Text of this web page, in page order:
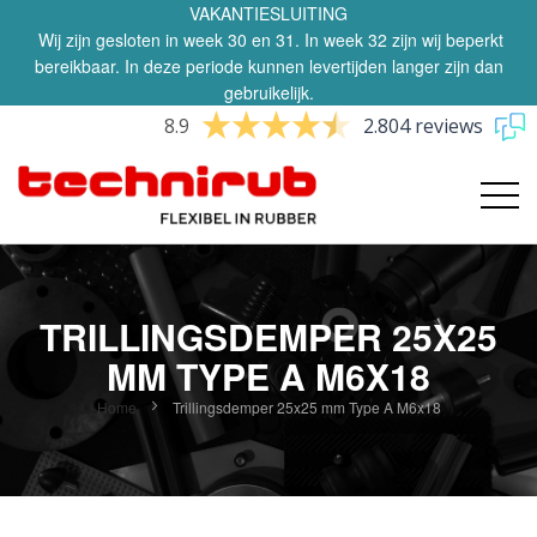
VAKANTIESLUITING
Wij zijn gesloten in week 30 en 31. In week 32 zijn wij beperkt
bereikbaar. In deze periode kunnen levertijden langer zijn dan
gebruikelijk.
8.9 2.804 reviews
TRILLINGSDEMPER 25X25
MM TYPE A M6X18
Home Trillingsdemper 25x25 mm Type A M6x18